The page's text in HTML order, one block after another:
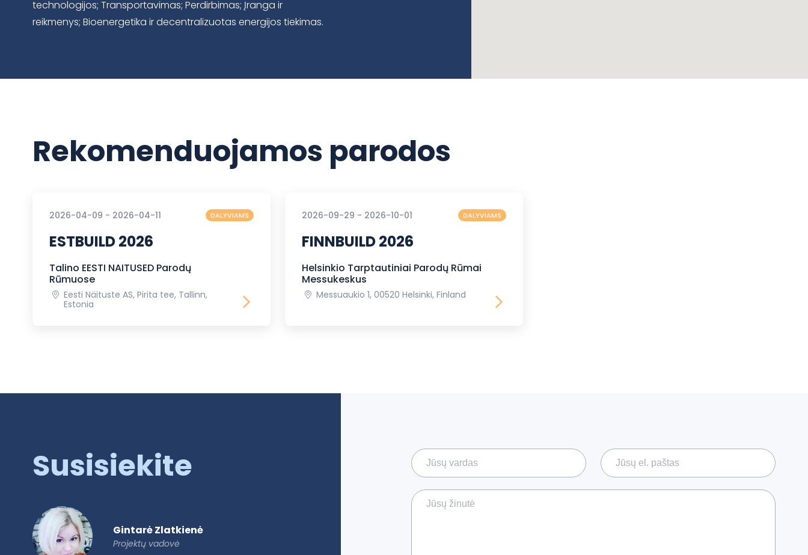
technologijos; Transportavimas; Perdirbimas; Įranga ir
reikmenys; Bioenergetika ir decentralizuotas energijos tiekimas.
Rekomenduojamos parodos
2026-04-09 - 2026-04-11 DALYVIAMS
ESTBUILD 2026
Talino EESTI NAITUSED Parodų
Rūmuose
Eesti Näituste AS, Pirita tee, Tallinn,
Estonia
2026-09-29 - 2026-10-01 DALYVIAMS
FINNBUILD 2026
Helsinkio Tarptautiniai Parodų Rūmai
Messukeskus
Messuaukio 1, 00520 Helsinki, Finland
Susisiekite
Gintarė Zlatkienė
Projektų vadovė